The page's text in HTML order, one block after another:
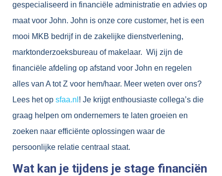
gespecialiseerd in financiële administratie en advies op
maat voor John. John is onze core customer, het is een
mooi MKB bedrijf in de zakelijke dienstverlening,
marktonderzoeksbureau of makelaar. Wij zijn de
financiële afdeling op afstand voor John en regelen
alles van A tot Z voor hem/haar. Meer weten over ons?
Lees het op sfaa.nl ! Je krijgt enthousiaste collega’s die
graag helpen om ondernemers te laten groeien en
zoeken naar efficiënte oplossingen waar de
persoonlijke relatie centraal staat.
Wat kan je tijdens je stage financiën